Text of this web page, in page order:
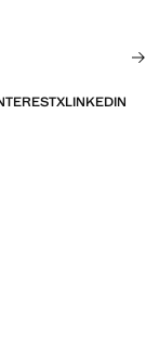
XLINKEDIN